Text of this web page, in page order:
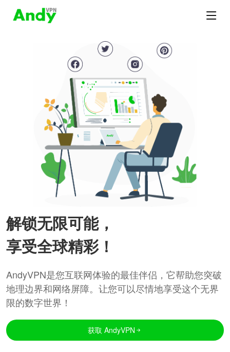
解锁无限可能，
享受全球精彩！
AndyVPN是您互联网体验的最佳伴侣，它帮助您突破
地理边界和网络屏障。让您可以尽情地享受这个无界
限的数字世界！
获取 AndyVPN